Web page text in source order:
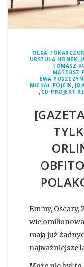
OLGA TOKARCZUK
URSZULA HONEK,
, TOMASZ
MATEUSZ
EWA
MICHAŁ FOJCIK,
, CD PROJEKT
Emmy, Oscary,
mają już
najważniejsze